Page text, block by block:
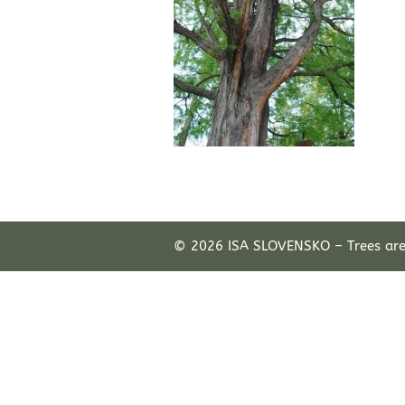
© 2026 ISA SLOVENSKO – Trees